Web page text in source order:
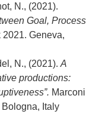
N., (2021).
Goal, Process
2021. Geneva,
N., (2021). A
productions:
Marconi
Bologna, Italy